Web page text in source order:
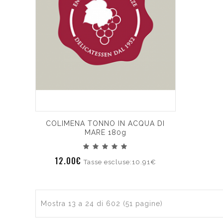
COLIMENA TONNO IN ACQUA DI
MARE 180g
12.00€Tasse escluse:10.91€
Mostra 13 a 24 di 602 (51 pagine)